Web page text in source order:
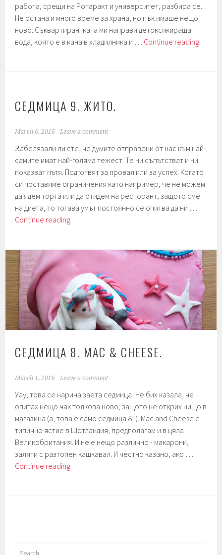
работа, срещи на Ротаракт и университет, разбира се.
Не остана и много време за храна, но пък имаше нещо
ново. Съквартирантката ми направи детоксикираща
вода, която е в кана в хладилника и … Continue reading
СЕДМИЦА 9. ЖИТО.
March 6, 2016 Leave a comment
Забелязали ли сте, че думите отправени от нас към най-
самите имат най-голяма тежест. Те ни съпътстват и ни
показват пътя. Подготвят за провал или за успех. Когато
си поставяме ограничения като например, че не можем
да ядем торта или да отидем на ресторант, защото сме
на диета, то тогава умът постоянно се опитва да ни …
Continue readingСедмица
СЕДМИЦА 8. MAC & CHEESE.
March 1, 2016 Leave a comment
Уау, това се нарича заета седмица! Не бих казала, че
опитах нещо чак толкова ново, защото не открих нищо в
магазина (а, това е само седмица 8!!). Mac and Cheese е
типично ястие в Шотландия, предполагам и в цяла
Великобритания. И не е нещо различно - макарони,
заляти с разтопен кашкавал. И честно казано, ако …
Continue readingСедмица
Search